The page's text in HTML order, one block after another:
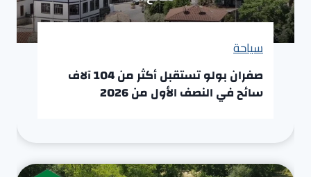
سياحة
صفران بولو تستقبل أكثر من 104 آلاف
سائح في النصف الأول من 2026